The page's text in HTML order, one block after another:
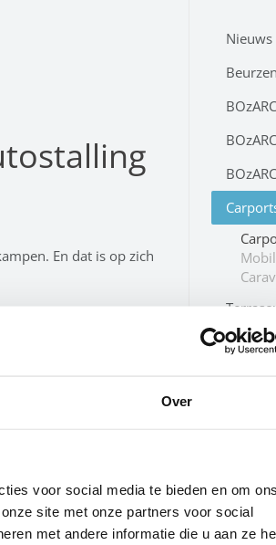
Over
voor social media te bieden en om ons
site met onze partners voor social
met andere informatie die u aan ze
En dat is op zich
carport,
Nieuws
Beurzen
Types